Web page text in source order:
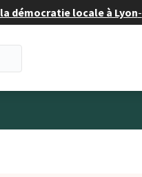
démocratie locale à Lyon-